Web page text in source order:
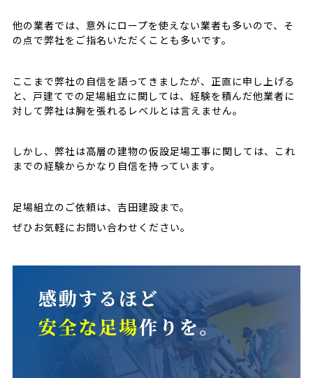
他の業者では、意外にロープを使えない業者も多いので、そ
の点で弊社をご指名いただくことも多いです。
ここまで弊社の自信を語ってきましたが、正直に申し上げる
と、戸建てでの足場組立に関しては、経験を積んだ他業者に
対して弊社は胸を張れるレベルとは言えません。
しかし、弊社は高層の建物の仮設足場工事に関しては、これ
までの経験からかなり自信を持っています。
足場組立のご依頼は、吉田建設まで。
ぜひお気軽にお問い合わせください。